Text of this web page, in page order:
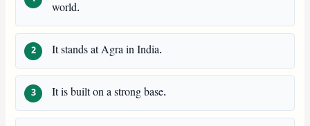
world.
It stands at Agra in India.
It is built on a strong base.